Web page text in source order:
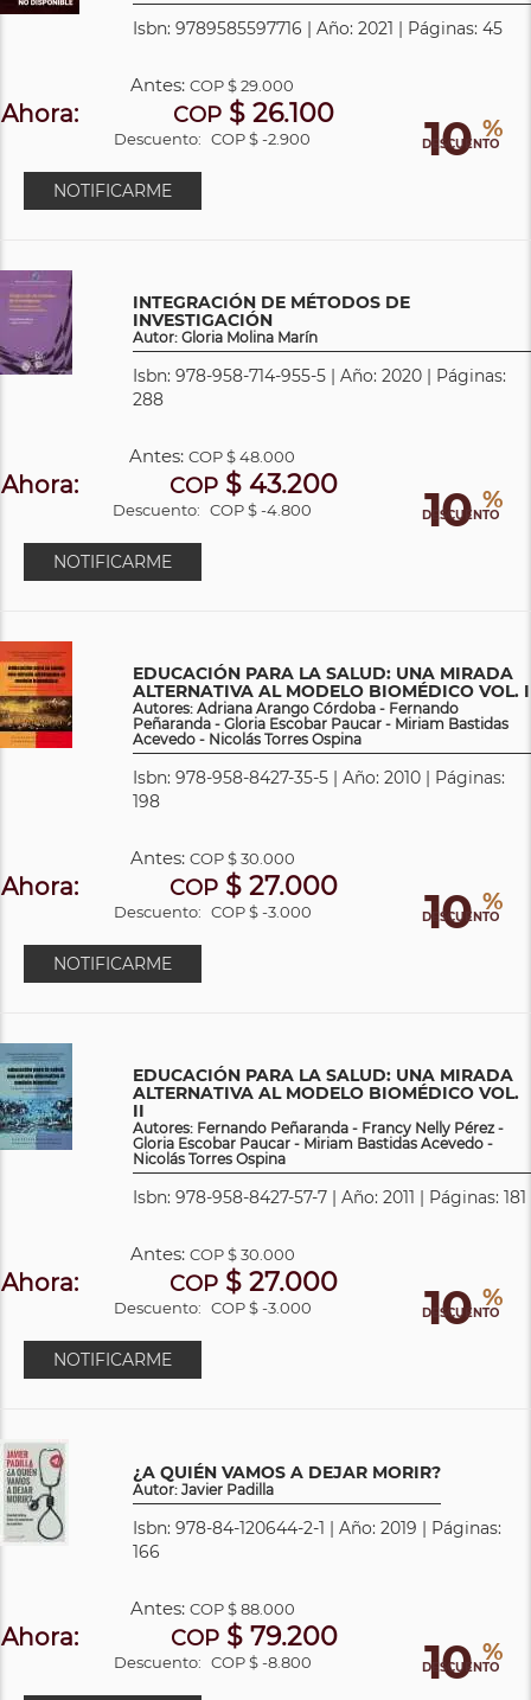
Isbn: 9789585597716 | Año: 2021 | Páginas: 45
10 %
DESCUENTO
Antes:COP$ 29.000
Ahora: COP $ 26.100
Descuento: COP $ -2.900
NOTIFICARME
INTEGRACIÓN DE MÉTODOS DE
INVESTIGACIÓN
Autor: Gloria Molina Marín
Isbn: 978-958-714-955-5 | Año: 2020 | Páginas:
288
10 %
DESCUENTO
Antes:COP$ 48.000
Ahora: COP $ 43.200
Descuento: COP $ -4.800
NOTIFICARME
EDUCACIÓN PARA LA SALUD: UNA MIRADA
ALTERNATIVA AL MODELO BIOMÉDICO VOL. I
Autores: Adriana Arango Córdoba - Fernando
Peñaranda - Gloria Escobar Paucar - Miriam Bastidas
Acevedo - Nicolás Torres Ospina
Isbn: 978-958-8427-35-5 | Año: 2010 | Páginas:
198
10 %
DESCUENTO
Antes: COP$ 30.000
Ahora: COP $ 27.000
Descuento: COP $ -3.000
NOTIFICARME
EDUCACIÓN PARA LA SALUD: UNA MIRADA
ALTERNATIVA AL MODELO BIOMÉDICO VOL.
II
Autores: Fernando Peñaranda - Francy Nelly Pérez -
Gloria Escobar Paucar - Miriam Bastidas Acevedo -
Nicolás Torres Ospina
Isbn: 978-958-8427-57-7 | Año: 2011 | Páginas: 181
10 %
DESCUENTO
Antes: COP$ 30.000
Ahora: COP $ 27.000
Descuento: COP $ -3.000
NOTIFICARME
¿A QUIÉN VAMOS A DEJAR MORIR?
Autor: Javier Padilla
Isbn: 978-84-120644-2-1 | Año: 2019 | Páginas:
166
10 %
DESCUENTO
Antes: COP$ 88.000
Ahora: COP$ 79.200
Descuento: COP $ -8.800